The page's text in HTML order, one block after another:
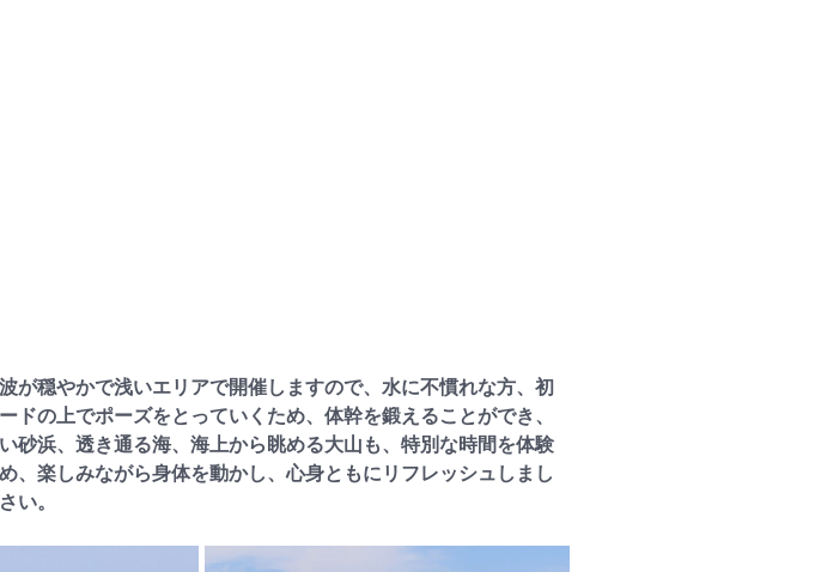
が穏やかで浅いエリアで開催しますので、水に不慣れな方、初
の上でポーズをとっていくため、体幹を鍛えることができ、
砂浜、透き通る海、海上から眺める大山も、特別な時間を体験
、楽しみながら身体を動かし、心身ともにリフレッシュしまし
い。